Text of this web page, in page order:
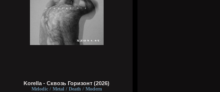
Korella - Сквозь Горизонт (2026)
Melodic / Metal / Death / Modern